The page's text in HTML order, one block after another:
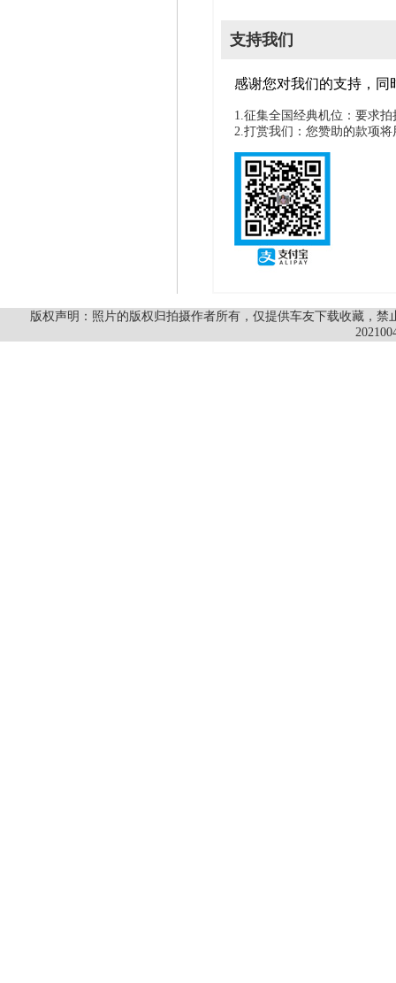
支持我们
感谢您对我们的支持，同
1.征集全国经典机位：要求
2.打赏我们：您赞助的款项
版权声明：照片的版权归拍摄作者所有，仅提供车友下载收藏，